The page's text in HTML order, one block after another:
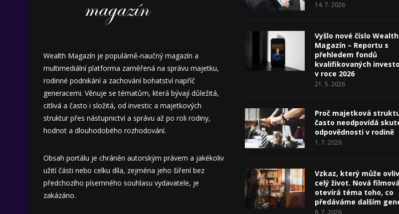
Wealth Magazín je populárně-naučný magazín a
multimediální platforma zaměřená na správu majetku,
rodinné podnikání a zachování bohatství napříč
generacemi. Věnuje se tématům, která bývají důležitá,
citlivá a často i složitá, od investic a majetkových
struktur přes nástupnictví a správu až po roli rodiny,
hodnot a dlouhodobého rozhodování.
Obsah portálu je chráněn autorským právem a jakékoliv
užití části nebo celku díla, zejména jeho šíření bez
předchozího písemného souhlasu vydavatele, je
zakázáno.
14. 7. 2026
Vyšlo nové číslo Wealth
Magazín – Reportu s
přehledem fondů
kvalifikovaných
v roce 2026
21. 5. 2026
Proč majetková
často neodpovídá
odpovědnosti v rodině
1. 7. 2026
Vzkaz, který může
celý život. Nová
otevírá téma toho, co
předáváme dalším
8. 7. 2026